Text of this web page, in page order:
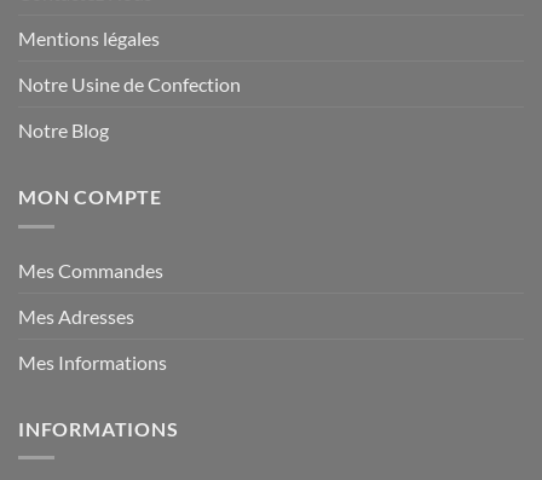
Mentions légales
Notre Usine de Confection
Notre Blog
MON COMPTE
Mes Commandes
Mes Adresses
Mes Informations
INFORMATIONS